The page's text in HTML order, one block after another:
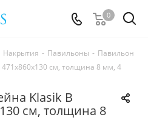
0
Накрытия - Павильоны - Павильон
471х860х130 см, толщина 8 мм, 4
Klasik B
см, толщина 8